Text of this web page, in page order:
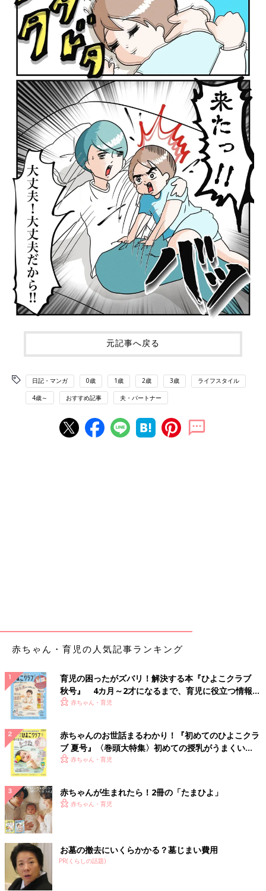
元記事へ戻る
日記・マンガ 0歳 1歳 2歳 3歳 ライフスタイル
4歳～ おすすめ記事 夫・パートナー
赤ちゃん・育児の人気記事ランキング
育児の困ったがズバリ！解決する本『ひよこクラブ
秋号』 4カ月～2才になるまで、育児に役立つ情報が
いっぱい！
赤ちゃん・育児
赤ちゃんのお世話まるわかり！『初めてのひよこクラ
ブ 夏号』〈巻頭大特集〉初めての授乳がうまくい
く！ おっぱい・ミルクの基本と夏のトラブル 解決テ
赤ちゃん・育児
赤ちゃんが生まれたら！2冊の「たまひよ」
赤ちゃん・育児
お墓の撤去にいくらかかる？墓じまい費用
PR(くらしの話題)